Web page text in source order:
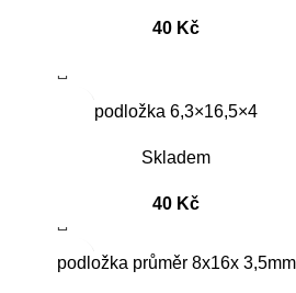
40 Kč
podložka 6,3×16,5×4
Skladem
40 Kč
podložka průměr 8x16x 3,5mm